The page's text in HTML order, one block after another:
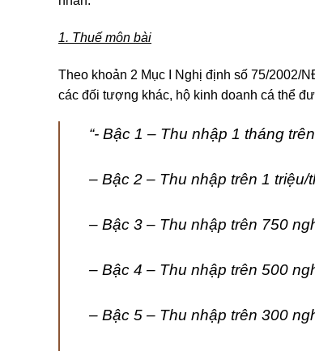
1. Thuế môn bài
Theo khoản 2 Mục I Nghị định số 75/2002/
các đối tượng khác, hộ kinh doanh cá thể
“- Bậc 1 – Thu nhập 1 tháng
– Bậc 2 – Thu nhập trên 1
– Bậc 3 – Thu nhập trên 750
– Bậc 4 – Thu nhập trên 500
– Bậc 5 – Thu nhập trên 300